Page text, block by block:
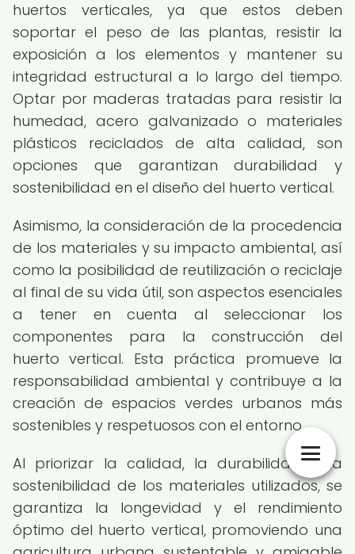
huertos verticales, ya que estos deben
soportar el peso de las plantas, resistir la
exposición a los elementos y mantener su
integridad estructural a lo largo del tiempo.
Optar por maderas tratadas para resistir la
humedad, acero galvanizado o materiales
plásticos reciclados de alta calidad, son
opciones que garantizan durabilidad y
sostenibilidad en el diseño del huerto vertical.
Asimismo, la consideración de la procedencia
de los materiales y su impacto ambiental, así
como la posibilidad de reutilización o reciclaje
al final de su vida útil, son aspectos esenciales
a tener en cuenta al seleccionar los
componentes para la construcción del
huerto vertical. Esta práctica promueve la
responsabilidad ambiental y contribuye a la
creación de espacios verdes urbanos más
sostenibles y respetuosos con el entorno.
Al priorizar la calidad, la durabilidad y la
sostenibilidad de los materiales utilizados, se
garantiza la longevidad y el rendimiento
óptimo del huerto vertical, promoviendo una